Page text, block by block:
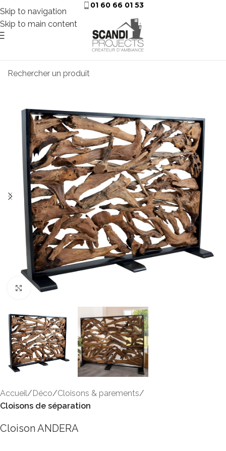
Skip to navigation
Skip to main content
01 60 66 01 53
Click to enlarge
Accueil Déco
Cloisons & parements
Cloisons de séparation
Cloison ANDERA